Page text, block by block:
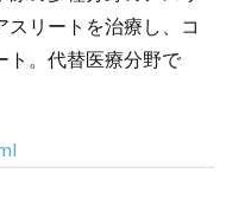
リートを治療し、コ
ト。代替医療分野で